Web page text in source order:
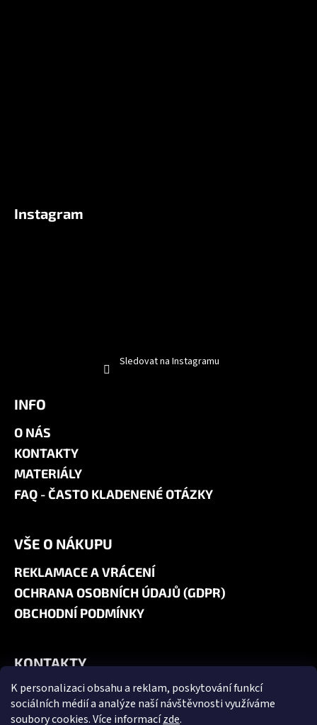
K personalizaci obsahu a reklam, poskytování funkcí
sociálních médií a analýze naší návštěvnosti využíváme
soubory cookies. Více informacízde.
Instagram
Sledovat na Instagramu
INFO
O NÁS
KONTAKTY
MATERIÁLY
FAQ - ČASTO KLADENENÉ OTÁZKY
VŠE O NÁKUPU
REKLAMACE A VRÁCENÍ
OCHRANA OSOBNÍCH ÚDAJŮ (GDPR)
OBCHODNÍ PODMÍNKY
KONTAKTY
+420 606 180 071
info@jk9-graphics.cz